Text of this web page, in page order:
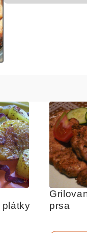
plátky
prsa